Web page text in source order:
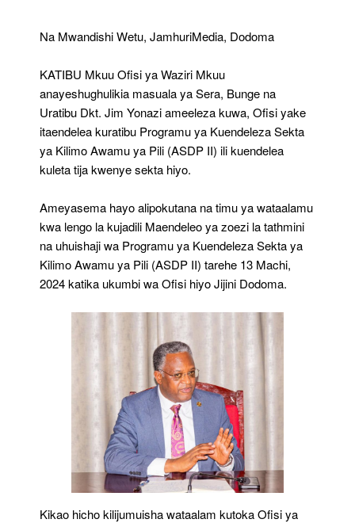
Programu
Ya
II
Ili
Kuongeza
Tija
–
Dk
Na Mwandishi Wetu, JamhuriMedia, Dodoma
KATIBU Mkuu Ofisi ya Waziri Mkuu
anayeshughulikia masuala ya Sera, Bunge na
Uratibu Dkt. Jim Yonazi ameeleza kuwa, Ofisi yake
itaendelea kuratibu Programu ya Kuendeleza Sekta
ya Kilimo Awamu ya Pili (ASDP II) ili kuendelea
kuleta tija kwenye sekta hiyo.
Ameyasema hayo alipokutana na timu ya wataalamu
kwa lengo la kujadili Maendeleo ya zoezi la tathmini
na uhuishaji wa Programu ya Kuendeleza Sekta ya
Kilimo Awamu ya Pili (ASDP II) tarehe 13 Machi,
2024 katika ukumbi wa Ofisi hiyo Jijini Dodoma.
Kikao hicho kilijumuisha wataalam kutoka Ofisi ya